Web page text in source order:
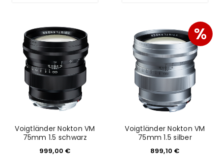
Voigtländer Nokton VM
75mm 1.5 schwarz
999,00 €
%
Voigtländer Nokton VM
75mm 1.5 silber
899,10 €